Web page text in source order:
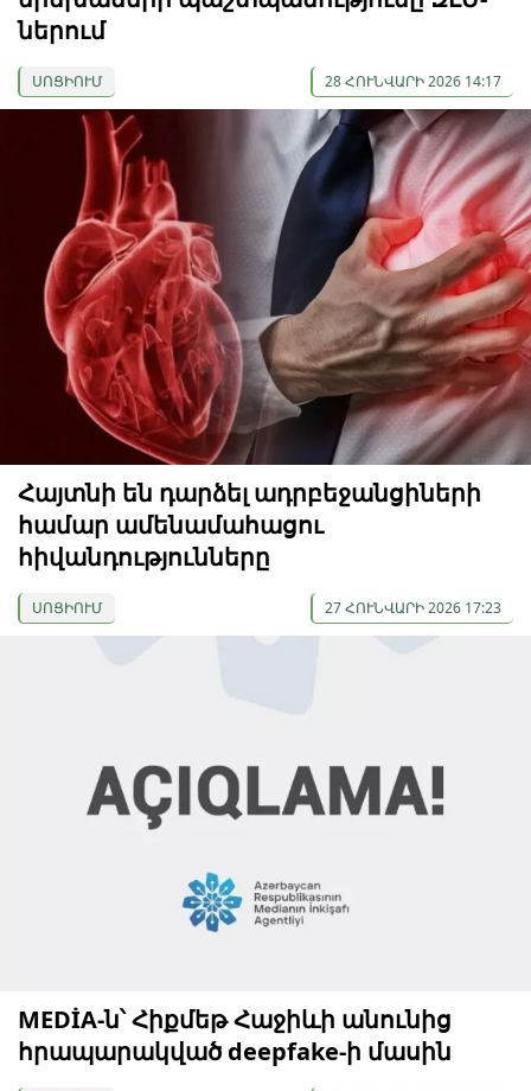
ներում
ՍՈՑԻՈՒՄ 28 ՀՈՒՆՎԱՐԻ 2026 14:17
Հայտնի են դարձել ադրբեջանցիների
համար ամենամահացու
հիվանդությունները
ՍՈՑԻՈՒՄ 27 ՀՈՒՆՎԱՐԻ 2026 17:23
MEDİA-ն՝ Հիքմեթ Հաջիևի անունից
հրապարակված deepfake-ի մասին